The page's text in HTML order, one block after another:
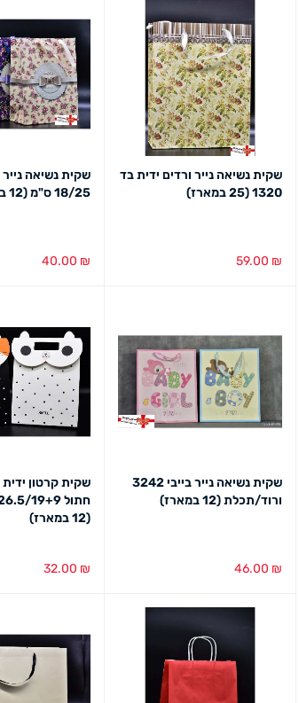
שקית נשיאה נייר ורדים ידית בד
1320 (25 במארז)
59.00 ₪
שקית נשיאה נייר
18/25 ס"מ (12 במארז)
40.00 ₪
שקית נשיאה נייר בייבי 3242
ורוד/תכלת (12 במארז)
46.00 ₪
שקית קרטון
(12 במארז)
32.00 ₪